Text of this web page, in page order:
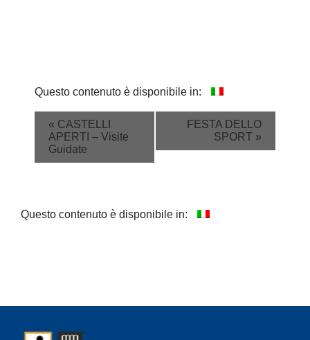
Questo contenuto è disponibile in:
Event
Navigation
« CASTELLI
APERTI – Visite
Guidate
FESTA DELLO
SPORT »
Questo contenuto è disponibile in: